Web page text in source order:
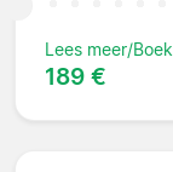
Lees meer/Boek
189 €